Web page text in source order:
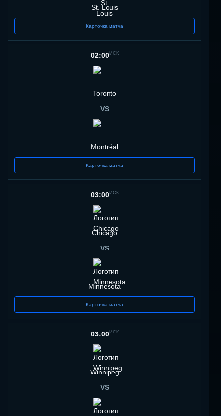
St. Louis
Карточка матча
02:00МСК
Toronto
VS
Montréal
Карточка матча
03:00МСК
Chicago
VS
Minnesota
Карточка матча
03:00МСК
Winnipeg
VS